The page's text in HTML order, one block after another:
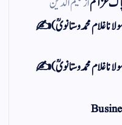
غلام محمد وستانویؒ)✍
غلام محمد وستانویؒ)✍